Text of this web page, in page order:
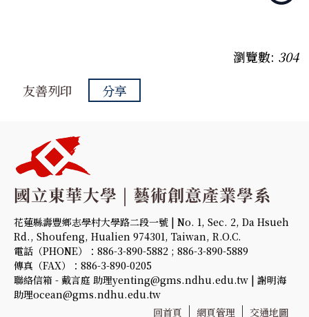
瀏覽數: 304
友善列印
分享
花蓮縣壽豐鄉志學村大學路二段一號 | No. 1, Sec. 2, Da Hsueh
Rd., Shoufeng, Hualien 974301, Taiwan, R.O.C.
電話（PHONE）：886-3-890-5882 ; 886-3-890-5889
傳真（FAX）：886-3-890-0205
聯絡信箱 - 戴言庭 助理yenting@gms.ndhu.edu.tw | 謝明海
助理ocean@gms.ndhu.edu.tw
回首頁
網頁管理 交通地圖